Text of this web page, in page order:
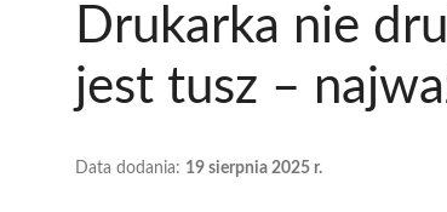
Drukarka nie
jest tusz –
Data dodania: 19 sierpnia 2025 r.